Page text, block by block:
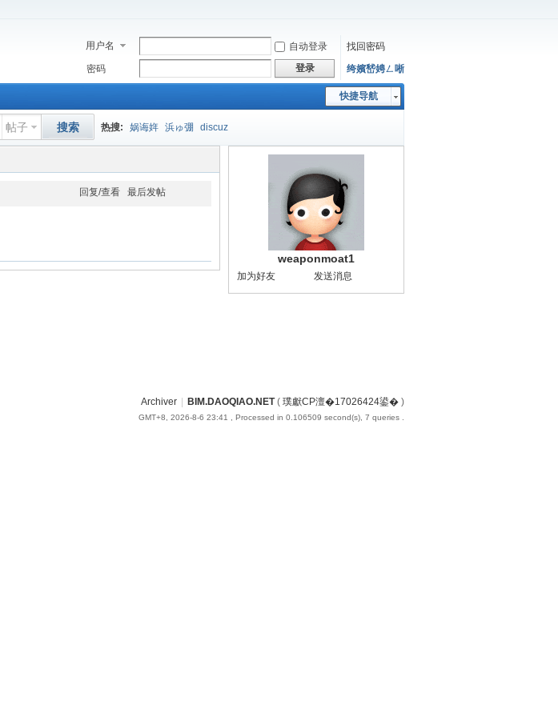
用户名 自动登录
找回密码
密码
登录 绔嬪嵆娉ㄥ唽
快捷导航
帖子 搜索 热搜: 娲诲姩 浜ゅ弸 discuz
回复/查看 最后发帖
weaponmoat1
加为好友 发送消息
Archiver BIM.DAOQIAO.NET( 璞獻CP澶�17026424鍙� )
GMT+8, 2026-8-6 23:41 , Processed in 0.106509 second(s), 7 queries .